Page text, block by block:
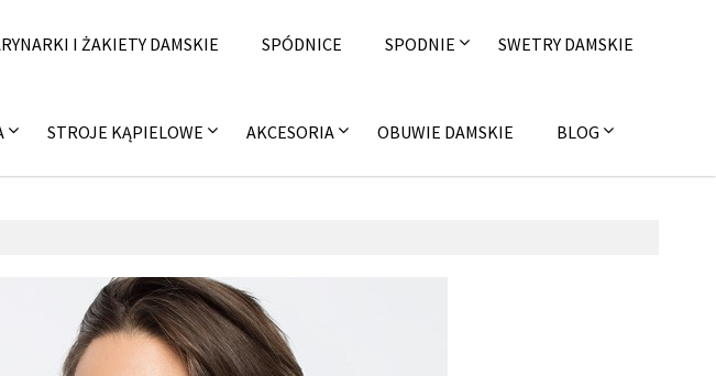
I ŻAKIETY DAMSKIE SPÓDNICE SPODNIE SWETRY DAMSKIE
STROJE KĄPIELOWE AKCESORIA OBUWIE DAMSKIE BLOG
31 października 2015
fashion4u.pl